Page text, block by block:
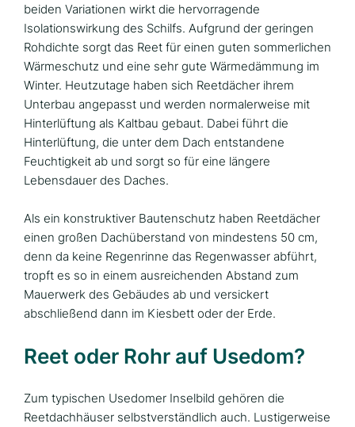
beiden Variationen wirkt die hervorragende
Isolationswirkung des Schilfs. Aufgrund der geringen
Rohdichte sorgt das Reet für einen guten sommerlichen
Wärmeschutz und eine sehr gute Wärmedämmung im
Winter. Heutzutage haben sich Reetdächer ihrem
Unterbau angepasst und werden normalerweise mit
Hinterlüftung als Kaltbau gebaut. Dabei führt die
Hinterlüftung, die unter dem Dach entstandene
Feuchtigkeit ab und sorgt so für eine längere
Lebensdauer des Daches.
Als ein konstruktiver Bautenschutz haben Reetdächer
einen großen Dachüberstand von mindestens 50 cm,
denn da keine Regenrinne das Regenwasser abführt,
tropft es so in einem ausreichenden Abstand zum
Mauerwerk des Gebäudes ab und versickert
abschließend dann im Kiesbett oder der Erde.
Reet oder Rohr auf Usedom?
Zum typischen Usedomer Inselbild gehören die
Reetdachhäuser selbstverständlich auch. Lustigerweise